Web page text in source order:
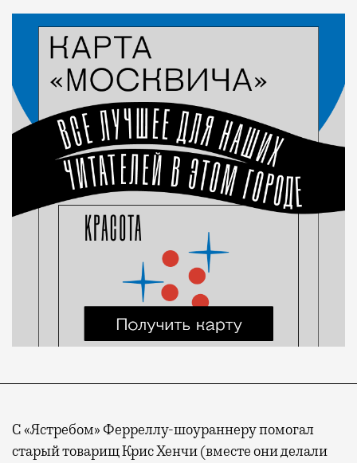
С «Ястребом» Ферреллу-шоураннеру помогал
старый товарищ Крис Хенчи (вместе они делали